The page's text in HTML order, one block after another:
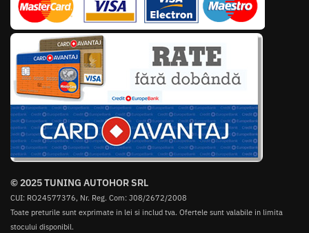
© 2025 TUNING AUTOHOR SRL
CUI: RO24577376, Nr. Reg. Com: J08/2672/2008
Toate preturile sunt exprimate in lei si includ tva. Ofertele sunt valabile in limita
stocului disponibil.